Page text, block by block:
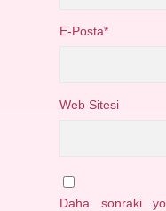
E-Posta*
Web Sitesi
Daha sonraki